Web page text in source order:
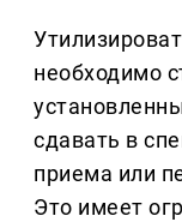
необходимо
сдавать в
приема или
Это имеет